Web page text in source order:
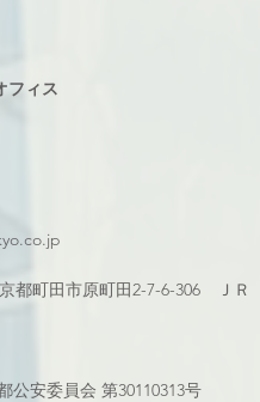
フィス
都町田市原町田2-7-6-306　Ｊ
公安委員会 第30110313号